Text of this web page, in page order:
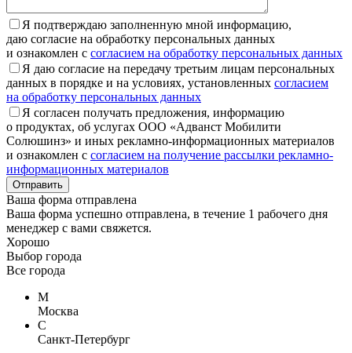
Я подтверждаю заполненную мной информацию,
даю согласие на обработку персональных данных
и ознакомлен с согласием на обработку персональных данных
Я даю согласие на передачу третьим лицам персональных
данных в порядке и на условиях, установленных согласием
на обработку персональных данных
Я согласен получать предложения, информацию
о продуктах, об услугах ООО «Адванст Мобилити
Солюшинз» и иных рекламно-информационных материалов
и ознакомлен с согласием на получение рассылки рекламно-
информационных материалов
Отправить
Ваша форма отправлена
Ваша форма успешно отправлена, в течение 1 рабочего дня
менеджер с вами свяжется.
Хорошо
Выбор города
Все города
М
Москва
С
Санкт-Петербург